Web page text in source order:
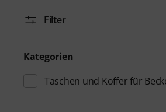
Filter
Kategorien
Taschen und Koffer für